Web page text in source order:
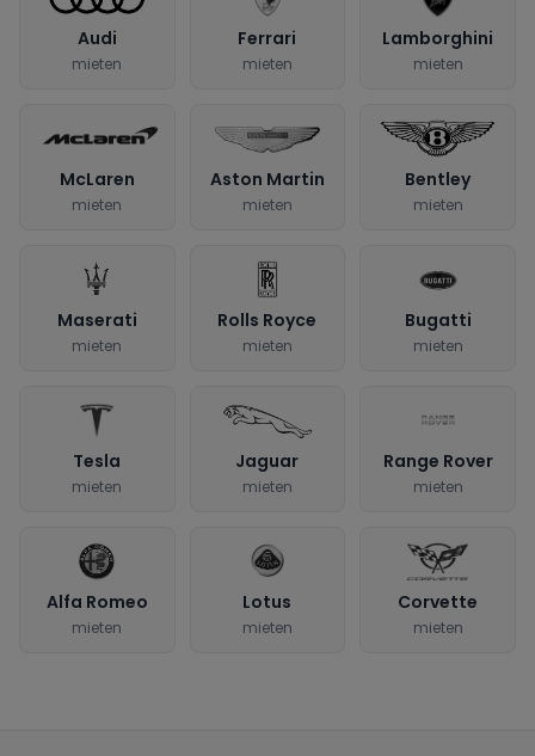
Audi
mieten
Ferrari
mieten
Lamborghini
mieten
McLaren
mieten
Aston Martin
mieten
Bentley
mieten
Maserati
mieten
Rolls Royce
mieten
Bugatti
mieten
Tesla
mieten
Jaguar
mieten
Range Rover
mieten
Alfa Romeo
mieten
Lotus
mieten
Corvette
mieten